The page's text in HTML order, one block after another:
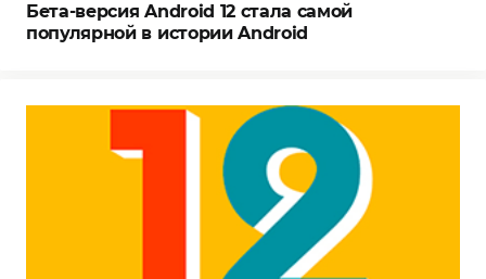
Бета-версия Android 12 стала самой
популярной в истории Android